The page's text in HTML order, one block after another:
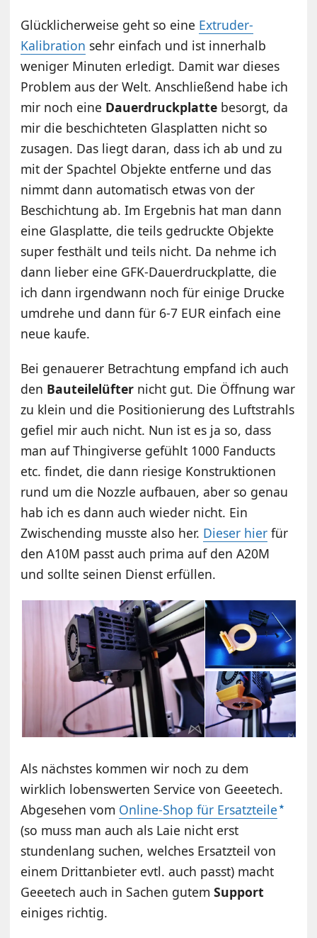
Glücklicherweise geht so eine Extruder-
Kalibration sehr einfach und ist innerhalb
weniger Minuten erledigt. Damit war dieses
Problem aus der Welt. Anschließend habe ich
mir noch eine Dauerdruckplatte besorgt, da
mir die beschichteten Glasplatten nicht so
zusagen. Das liegt daran, dass ich ab und zu
mit der Spachtel Objekte entferne und das
nimmt dann automatisch etwas von der
Beschichtung ab. Im Ergebnis hat man dann
eine Glasplatte, die teils gedruckte Objekte
super festhält und teils nicht. Da nehme ich
dann lieber eine GFK-Dauerdruckplatte, die
ich dann irgendwann noch für einige Drucke
umdrehe und dann für 6-7 EUR einfach eine
neue kaufe.
Bei genauerer Betrachtung empfand ich auch
den Bauteilelüfter nicht gut. Die Öffnung war
zu klein und die Positionierung des Luftstrahls
gefiel mir auch nicht. Nun ist es ja so, dass
man auf Thingiverse gefühlt 1000 Fanducts
etc. findet, die dann riesige Konstruktionen
rund um die Nozzle aufbauen, aber so genau
hab ich es dann auch wieder nicht. Ein
Zwischending musste also her. Dieser hier für
den A10M passt auch prima auf den A20M
und sollte seinen Dienst erfüllen.
Als nächstes kommen wir noch zu dem
wirklich lobenswerten Service von Geeetech.
Abgesehen vom Online-Shop für Ersatzteile
(so muss man auch als Laie nicht erst
stundenlang suchen, welches Ersatzteil von
einem Drittanbieter evtl. auch passt) macht
Geeetech auch in Sachen gutemSupport
einiges richtig.